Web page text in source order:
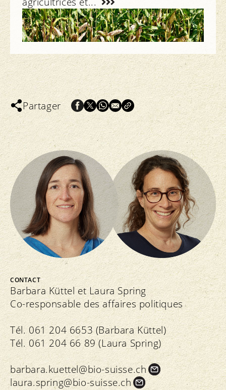
News
Partager
CONTACT
Barbara Küttel et Laura Spring
Co-responsable des affaires politiques
Tél. 061 204 6653 (Barbara Küttel)
Tél. 061 204 66 89 (Laura Spring)
barbara.kuettel@bio-suisse.ch
laura.spring@bio-suisse.ch